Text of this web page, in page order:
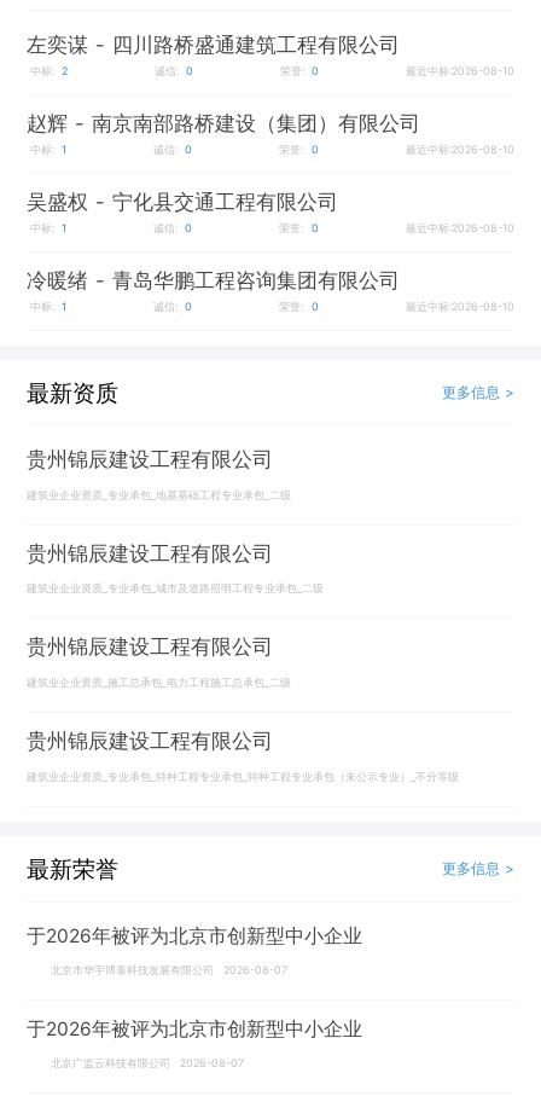
左奕谋 - 四川路桥盛通建筑工程有限公司
中标: 2 诚信: 0 荣誉: 0 最近中标:2026-08-10
赵辉 - 南京南部路桥建设（集团）有限公司
中标: 1 诚信: 0 荣誉: 0 最近中标:2026-08-10
吴盛权 - 宁化县交通工程有限公司
中标: 1 诚信: 0 荣誉: 0 最近中标:2026-08-10
冷暖绪 - 青岛华鹏工程咨询集团有限公司
中标: 1 诚信: 0 荣誉: 0 最近中标:2026-08-10
最新资质 更多信息 >
贵州锦辰建设工程有限公司
建筑业企业资质_专业承包_地基基础工程专业承包_二级
贵州锦辰建设工程有限公司
建筑业企业资质_专业承包_城市及道路照明工程专业承包_二级
贵州锦辰建设工程有限公司
建筑业企业资质_施工总承包_电力工程施工总承包_二级
贵州锦辰建设工程有限公司
建筑业企业资质_专业承包_特种工程专业承包_特种工程专业承包（未公示专业）_不分等级
最新荣誉 更多信息 >
于2026年被评为北京市创新型中小企业
北京市华宇博泰科技发展有限公司 2026-08-07
于2026年被评为北京市创新型中小企业
北京广监云科技有限公司 2026-08-07